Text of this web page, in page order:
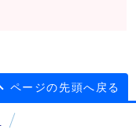
ページの先頭へ戻る